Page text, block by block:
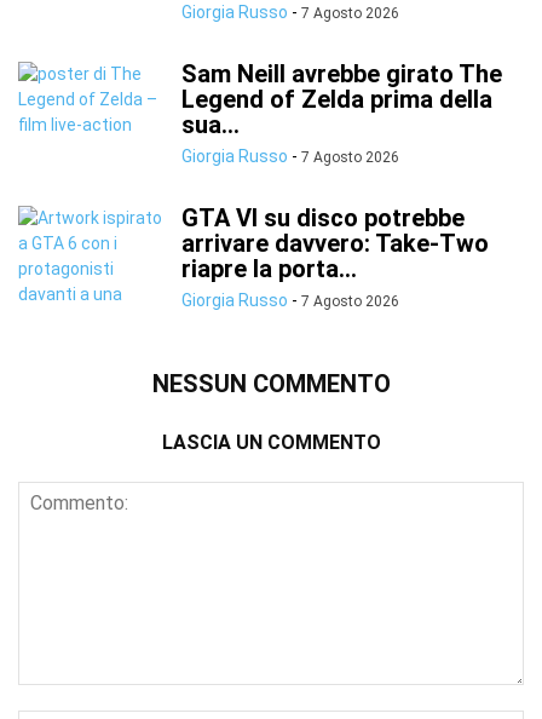
Giorgia Russo - 7 Agosto 2026
Sam Neill avrebbe girato The
Legend of Zelda prima della
sua...
Giorgia Russo - 7 Agosto 2026
GTA VI su disco potrebbe
arrivare davvero: Take-Two
riapre la porta...
Giorgia Russo - 7 Agosto 2026
NESSUN COMMENTO
LASCIA UN COMMENTO